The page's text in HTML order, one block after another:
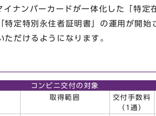
ナンバーカードが一体化した「特定
特定特別永住者証明書」の運用が開始
だけるようになります。
コンビニ交付の対象
取得範囲
交付手数料
（1通）